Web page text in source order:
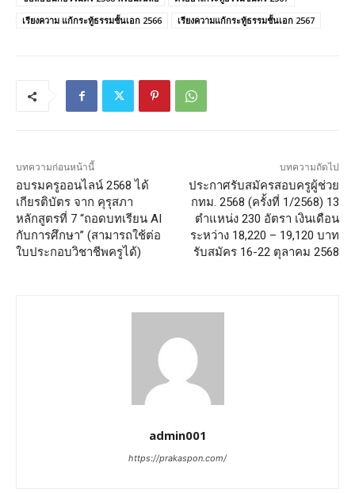
เรียงความ แก้กระทู้ธรรมชั้นเอก 2566
เรียงความแก้กระทู้ธรรมชั้นเอก 2567
บทความก่อนหน้านี้
อบรมครูออนไลน์ 2568 ได้
เกียรติบัตร จาก คุรุสภา
หลักสูตรที่ 7 “ถอดบทเรียน AI
กับการศึกษา” (สามารถใช้ต่อ
ใบประกอบวิชาชีพครูได้)
บทความถัดไป
ประกาศรับสมัครสอบครูผู้ช่วย
กทม. 2568 (ครั้งที่ 1/2568) 13
ตำแหน่ง 230 อัตรา เงินเดือน
ระหว่าง 18,220 – 19,120 บาท
รับสมัคร 16-22 ตุลาคม 2568
admin001
https://prakaspon.com/